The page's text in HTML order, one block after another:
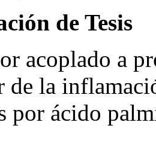
de Tesis
acoplado a
de la
por ácido